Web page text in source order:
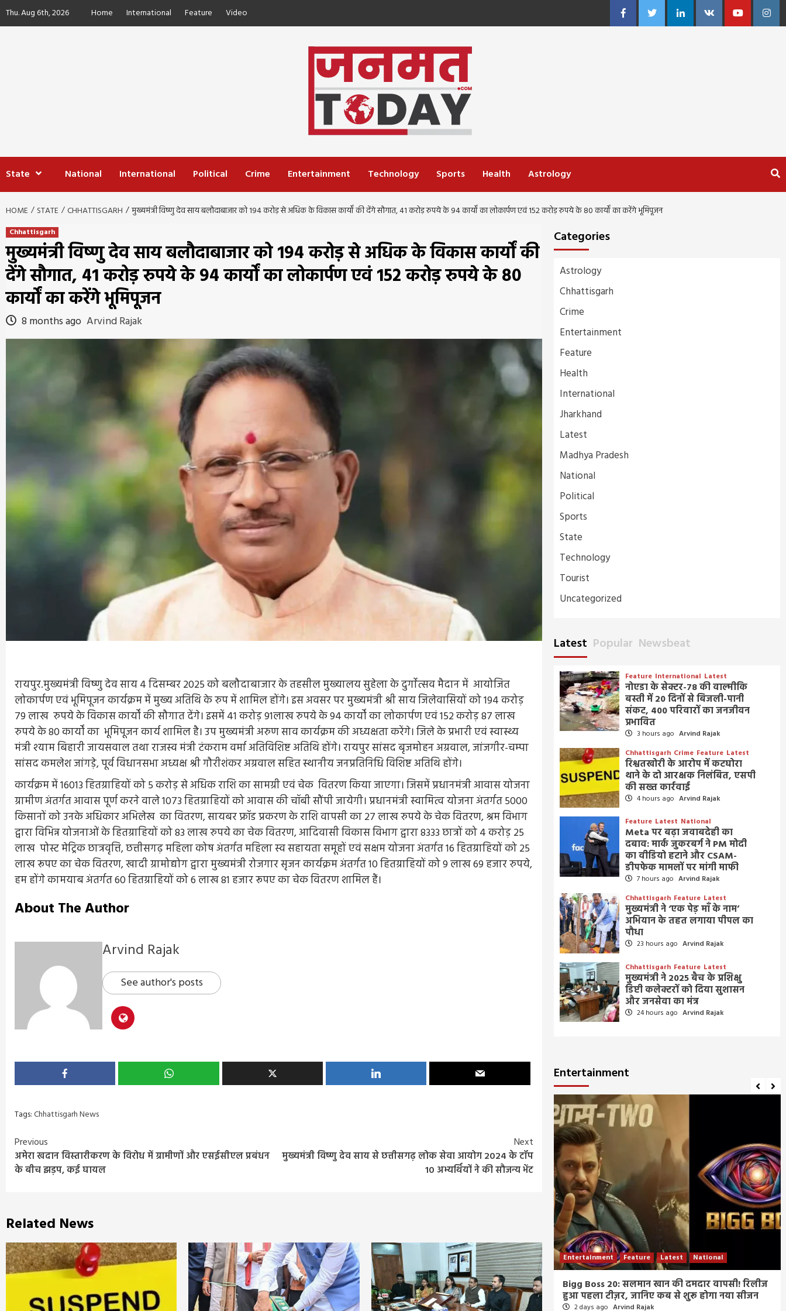
Skip
toThu. Aug 6th, 2026 Home International Feature Video FacebookTwitterLinkedinVK Youtube
State National International Political Crime Entertainment Technology Sports Health Astrology
HOME STATE CHHATTISGARH मुख्यमंत्री विष्णु देव साय बलौदाबाजार को 194 करोड़ से अधिक के विकास कार्यों की देंगे सौगात, 41 करोड़ रुपये के 94 कार्यों का लोकार्पण एवं 152 करोड़ रुपये के 80 कार्यों का करेंगे भूमिपूजन
Chhattisgarh
मुख्यमंत्री विष्णु देव साय बलौदाबाजार को 194 करोड़ से अधिक के विकास कार्यों की
देंगे सौगात, 41 करोड़ रुपये के 94 कार्यों का लोकार्पण एवं 152 करोड़ रुपये के 80
कार्यों का करेंगे भूमिपूजन
8 months ago Arvind Rajak
रायपुर.मुख्यमंत्री विष्णु देव साय 4 दिसम्बर 2025 को बलौदाबाजार के तहसील मुख्यालय सुहेला के दुर्गाेत्सव मैदान में आयोजित
लोकार्पण एवं भूमिपूजन कार्यक्रम में मुख्य अतिथि के रुप में शामिल होंगे। इस अवसर पर मुख्यमंत्री श्री साय जिलेवासियों को 194 करोड़
79 लाख रुपये के विकास कार्यों की सौगात देंगे। इसमें 41 करोड़ 91लाख रुपये के 94 कार्यों का लोकार्पण एवं 152 करोड़ 87 लाख
रुपये के 80 कार्यों का भूमिपूजन कार्य शामिल है। उप मुख्यमंत्री अरुण साव कार्यक्रम की अध्यक्षता करेंगे। जिले के प्रभारी एवं स्वास्थ्य
मंत्री श्याम बिहारी जायसवाल तथा राजस्व मंत्री टंकराम वर्मा अतिविशिष्ट अतिथि होंगे। रायपुर सांसद बृजमोहन अग्रवाल, जांजगीर-चम्पा
सांसद कमलेश जांगड़े, पूर्व विधानसभा अध्यक्ष श्री गौरीशंकर अग्रवाल सहित स्थानीय जनप्रतिनिधि विशिष्ट अतिथि होंगे।
कार्यक्रम में 16013 हितग्राहियों को 5 करोड़ से अधिक राशि का सामग्री एवं चेक वितरण किया जाएगा। जिसमें प्रधानमंत्री आवास योजना
ग्रामीण अंतर्गत आवास पूर्ण करने वाले 1073 हितग्राहियों को आवास की चॉबी सौंपी जायेगी। प्रधानमंत्री स्वामित्व योजना अंतर्गत 5000
किसानों को उनके अधिकार अभिलेख का वितरण, सायबर फ्रॉड प्रकरण के राशि वापसी का 27 लाख रुपये के चेक वितरण, श्रम विभाग
द्वारा विभिन्न योजनाओं के हितग्राहियों को 83 लाख रुपये का चेक वितरण, आदिवासी विकास विभाग द्वारा 8333 छात्रों को 4 करोड़ 25
लाख पोस्ट मेट्रिक छात्रवृत्ति, छत्तीसगढ़ महिला कोष अंतर्गत महिला स्व सहायता समूहों एवं सक्षम योजना अंतर्गत 16 हितग्राहियों को 25
लाख रूपए का चेक वितरण, खादी ग्रामोद्योग द्वारा मुख्यमंत्री रोजगार सृजन कार्यक्रम अंतर्गत 10 हितग्राहियों को 9 लाख 69 हजार रुपये,
हम होंगे कामयाब अंतर्गत 60 हितग्राहियों को 6 लाख 81 हजार रूपए का चेक वितरण शामिल हैं।
About The Author
Arvind Rajak
See author's posts
Tags:Chhattisgarh News
Continue
Reading
Previous
अमेरा खदान विस्तारीकरण के विरोध में ग्रामीणों और एसईसीएल प्रबंधन
के बीच झड़प, कई घायल
Next
मुख्यमंत्री विष्णु देव साय से छत्तीसगढ़ लोक सेवा आयोग 2024 के टॉप
10 अभ्यर्थियों ने की सौजन्य भेंट
Related News
Categories
Astrology
Chhattisgarh
Crime
Entertainment
Feature
Health
International
Jharkhand
Latest
Madhya Pradesh
National
Political
Sports
State
Technology
Tourist
Uncategorized
Latest Popular Newsbeat
Feature International Latest
नोएडा के सेक्टर-78 की वाल्मीकि
बस्ती में 20 दिनों से बिजली-पानी
संकट, 400 परिवारों का जनजीवन
प्रभावित
3 hours ago Arvind Rajak
Chhattisgarh Crime Feature Latest
रिश्वतखोरी के आरोप में कटघोरा
थाने के दो आरक्षक निलंबित, एसपी
की सख्त कार्रवाई
4 hours ago Arvind Rajak
Feature Latest National
Meta पर बढ़ा जवाबदेही का
दबाव: मार्क जुकरबर्ग ने PM मोदी
का वीडियो हटाने और CSAM-
डीपफेक मामलों पर मांगी माफी
7 hours ago Arvind Rajak
Chhattisgarh Feature Latest
मुख्यमंत्री ने ‘एक पेड़ माँ के नाम’
अभियान के तहत लगाया पीपल का
पौधा
23 hours ago Arvind Rajak
Chhattisgarh Feature Latest
मुख्यमंत्री ने 2025 बैच के प्रशिक्षु
डिप्टी कलेक्टरों को दिया सुशासन
और जनसेवा का मंत्र
24 hours ago Arvind Rajak
Entertainment
Entertainment Feature National
दिग्गज पार्श्व गायिका जमुना रानी का निधन, 88 वर्ष की उम्र
में ली अंतिम सांस, 6000 से अधिक गीतों को दी थी
Entertainment Feature Latest National
Bigg Boss 20: सलमान खान की दमदार वापसी! रिलीज
हुआ पहला टीज़र, जानिए कब से शुरू होगा नया सीजन
2 days ago Arvind Rajak